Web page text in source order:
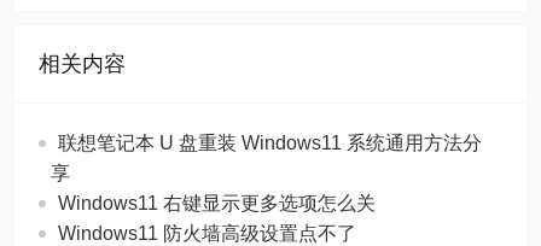
相关内容
联想笔记本 U 盘重装 Windows11 系统通用方法分
享
Windows11 右键显示更多选项怎么关
Windows11 防火墙高级设置点不了